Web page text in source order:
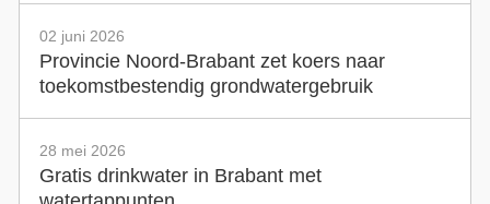
02 juni 2026
Provincie Noord-Brabant zet koers naar
toekomstbestendig grondwatergebruik
28 mei 2026
Gratis drinkwater in Brabant met